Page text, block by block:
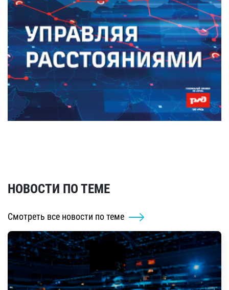
НОВОСТИ ПО ТЕМЕ
Смотреть все новости по теме